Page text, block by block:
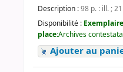
Description :98 p. : ill. ;
Disponibilité :
place:Archives
Ajouter au